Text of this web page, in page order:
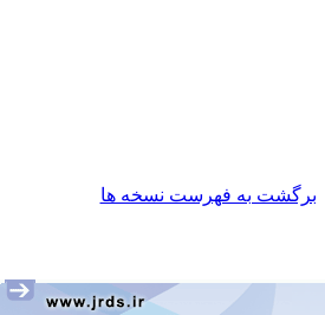
برگشت به فهرست نسخه ها